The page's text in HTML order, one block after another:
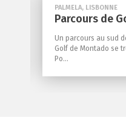
PALMELA, LISBONNE
Parcours de
Un parcours au sud
Golf de Montado se
Po...